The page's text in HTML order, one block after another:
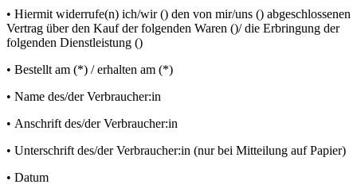
• Hiermit widerrufe(n) ich/wir () den von mir/uns () abgeschlossenen
Vertrag über den Kauf der folgenden Waren ()/ die Erbringung der
folgenden Dienstleistung ()
• Bestellt am (*) / erhalten am (*)
• Name des/der Verbraucher:in
• Anschrift des/der Verbraucher:in
• Unterschrift des/der Verbraucher:in (nur bei Mitteilung auf Papier)
• Datum